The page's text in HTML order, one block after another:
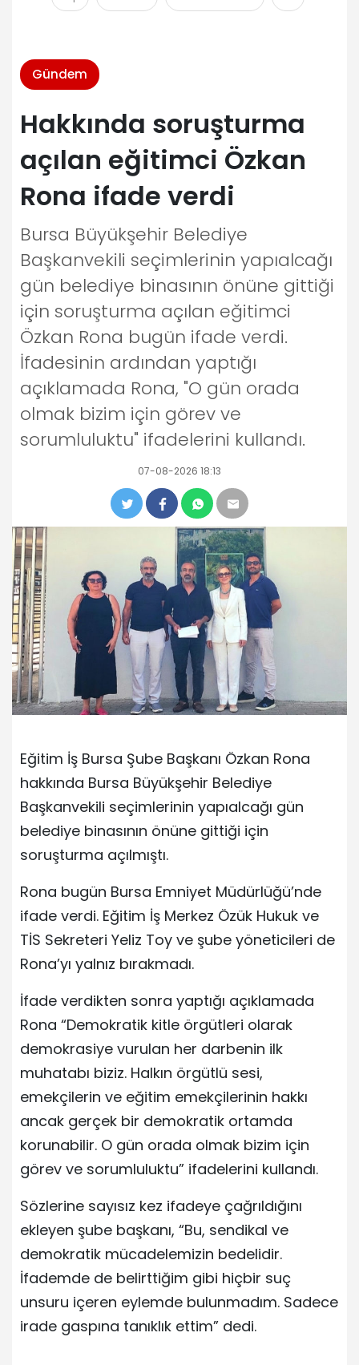
Gündem
Hakkında soruşturma
açılan eğitimci Özkan
Rona ifade verdi
Bursa Büyükşehir Belediye
Başkanvekili seçimlerinin yapıalcağı
gün belediye binasının önüne gittiği
için soruşturma açılan eğitimci
Özkan Rona bugün ifade verdi.
İfadesinin ardından yaptığı
açıklamada Rona, "O gün orada
olmak bizim için görev ve
sorumluluktu" ifadelerini kullandı.
07-08-2026 18:13
Eğitim İş Bursa Şube Başkanı Özkan Rona
hakkında Bursa Büyükşehir Belediye
Başkanvekili seçimlerinin yapıalcağı gün
belediye binasının önüne gittiği için
soruşturma açılmıştı.
Rona bugün Bursa Emniyet Müdürlüğü’nde
ifade verdi. Eğitim İş Merkez Özük Hukuk ve
TİS Sekreteri Yeliz Toy ve şube yöneticileri de
Rona’yı yalnız bırakmadı.
İfade verdikten sonra yaptığı açıklamada
Rona “Demokratik kitle örgütleri olarak
demokrasiye vurulan her darbenin ilk
muhatabı biziz. Halkın örgütlü sesi,
emekçilerin ve eğitim emekçilerinin hakkı
ancak gerçek bir demokratik ortamda
korunabilir. O gün orada olmak bizim için
görev ve sorumluluktu” ifadelerini kullandı.
Sözlerine sayısız kez ifadeye çağrıldığını
ekleyen şube başkanı, “Bu, sendikal ve
demokratik mücadelemizin bedelidir.
İfademde de belirttiğim gibi hiçbir suç
unsuru içeren eylemde bulunmadım. Sadece
irade gaspına tanıklık ettim” dedi.